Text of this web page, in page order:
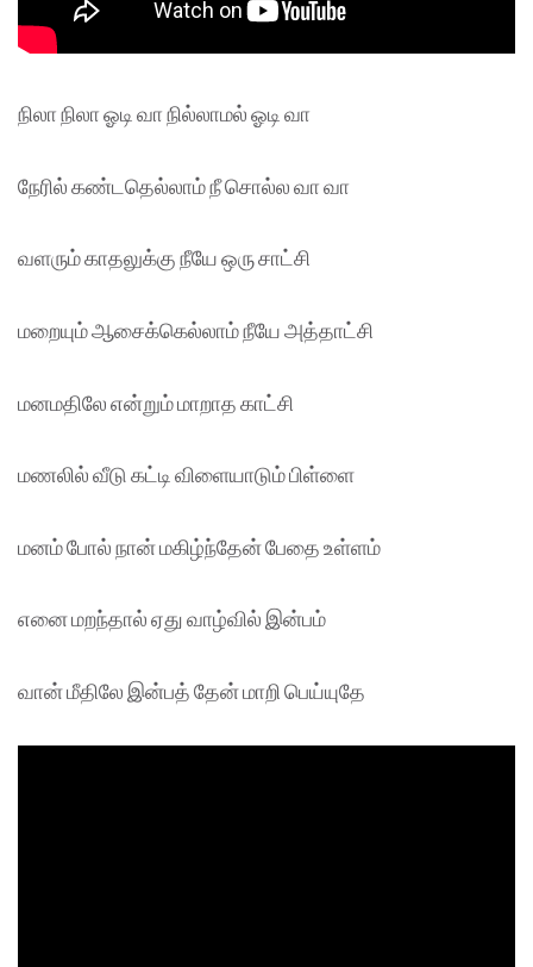
நிலா நிலா ஓடி வா நில்லாமல் ஓடி வா
நேரில் கண்டதெல்லாம் நீ சொல்ல வா வா
வளரும் காதலுக்கு நீயே ஒரு சாட்சி
மறையும் ஆசைக்கெல்லாம் நீயே அத்தாட்சி
மனமதிலே என்றும் மாறாத காட்சி
மணலில் வீடு கட்டி விளையாடும் பிள்ளை
மனம் போல் நான் மகிழ்ந்தேன் பேதை உள்ளம்
எனை மறந்தால் ஏது வாழ்வில் இன்பம்
வான் மீதிலே இன்பத் தேன் மாறி பெய்யுதே